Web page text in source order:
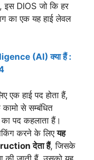
इस DIOS जो कि हर
का एक यह हाई लेवल
(AI) क्या हैं :
एक हाई पद होता हैं,
से सम्बंधित
पद कहलाता हैं।
करने के लिएयह
देता हैं, जिसके